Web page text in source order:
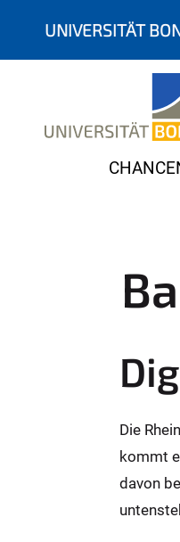
UNIVERSITÄT
Y
Die
kommt
davon